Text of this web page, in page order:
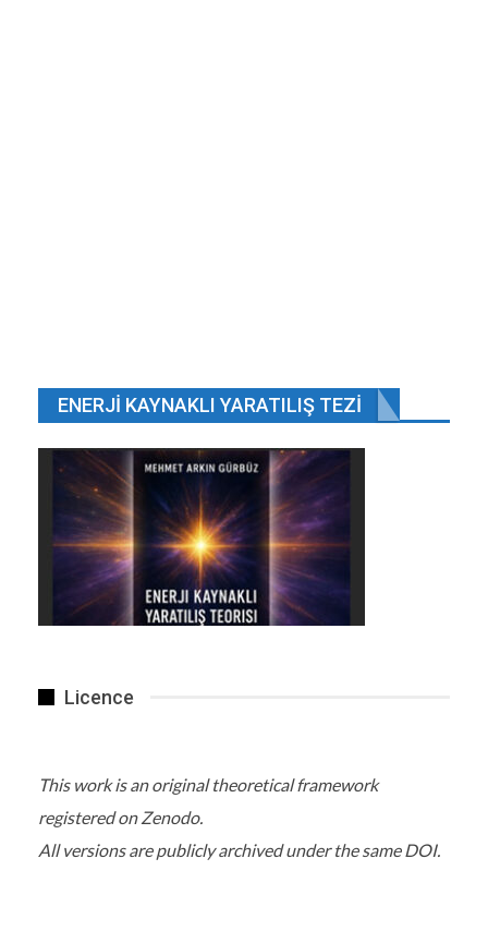
ENERJI KAYNAKLI YARATILIŞ TEZI
Licence
This work is an original theoretical framework
registered on Zenodo.
All versions are publicly archived under the same DOI.